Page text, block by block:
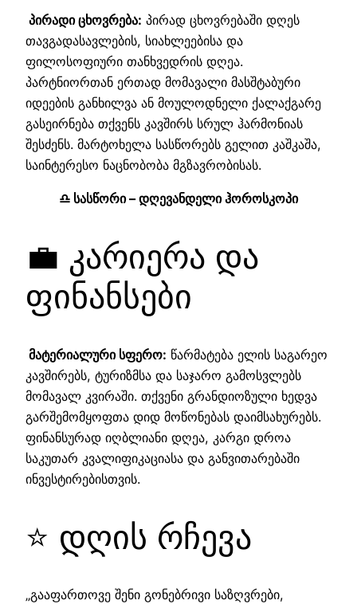
პირადი ცხოვრება: პირად ცხოვრებაში დღეს
თავგადასავლების, სიახლეებისა და
ფილოსოფიური თანხვედრის დღეა.
პარტნიორთან ერთად მომავალი მასშტაბური
იდეების განხილვა ან მოულოდნელი ქალაქგარე
გასეირნება თქვენს კავშირს სრულ ჰარმონიას
შესძენს. მარტოხელა სასწორებს გელით კაშკაშა,
საინტერესო ნაცნობობა მგზავრობისას.
♎ სასწორი – დღევანდელი ჰოროსკოპი
💼 კარიერა და
ფინანსები
მატერიალური სფერო: წარმატება ელის საგარეო
კავშირებს, ტურიზმსა და საჯარო გამოსვლებს
მომავალ კვირაში. თქვენი გრანდიოზული ხედვა
გარშემომყოფთა დიდ მოწონებას დაიმსახურებს.
ფინანსურად იღბლიანი დღეა, კარგი დროა
საკუთარ კვალიფიკაციასა და განვითარებაში
ინვესტირებისთვის.
⭐ დღის რჩევა
„გააფართოვე შენი გონებრივი საზღვრები,